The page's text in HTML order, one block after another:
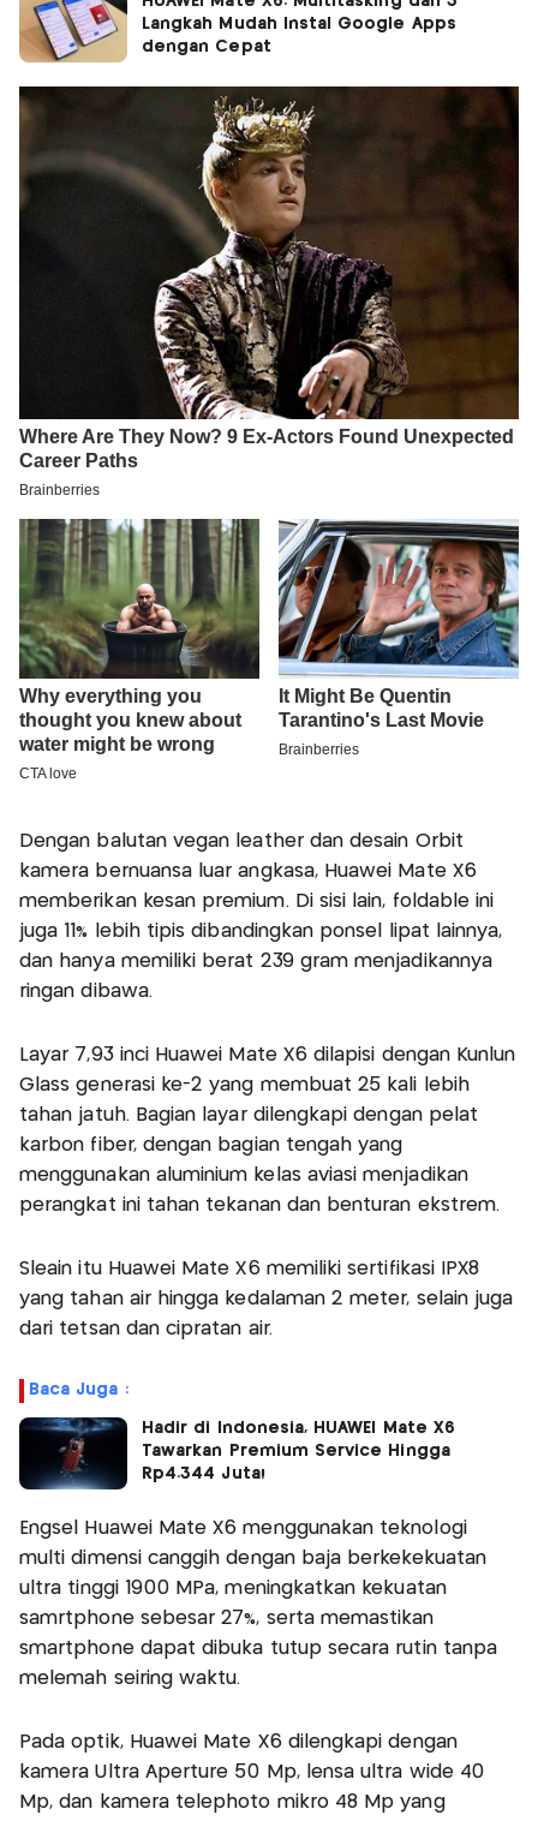
Langkah Mudah Instal Google Apps
dengan Cepat
Dengan balutan vegan leather dan desain Orbit
kamera bernuansa luar angkasa, Huawei Mate X6
memberikan kesan premium. Di sisi lain, foldable ini
juga 11% lebih tipis dibandingkan ponsel lipat lainnya,
dan hanya memiliki berat 239 gram menjadikannya
ringan dibawa.
Layar 7,93 inci Huawei Mate X6 dilapisi dengan Kunlun
Glass generasi ke-2 yang membuat 25 kali lebih
tahan jatuh. Bagian layar dilengkapi dengan pelat
karbon fiber, dengan bagian tengah yang
menggunakan aluminium kelas aviasi menjadikan
perangkat ini tahan tekanan dan benturan ekstrem.
Sleain itu Huawei Mate X6 memiliki sertifikasi IPX8
yang tahan air hingga kedalaman 2 meter, selain juga
dari tetsan dan cipratan air.
Baca Juga :
Hadir di Indonesia, HUAWEI Mate X6
Tawarkan Premium Service Hingga
Rp4.344 Juta!
Engsel Huawei Mate X6 menggunakan teknologi
multi dimensi canggih dengan baja berkekekuatan
ultra tinggi 1900 MPa, meningkatkan kekuatan
samrtphone sebesar 27%, serta memastikan
smartphone dapat dibuka tutup secara rutin tanpa
melemah seiring waktu.
Pada optik, Huawei Mate X6 dilengkapi dengan
kamera Ultra Aperture 50 Mp, lensa ultra wide 40
Mp, dan kamera telephoto mikro 48 Mp yang